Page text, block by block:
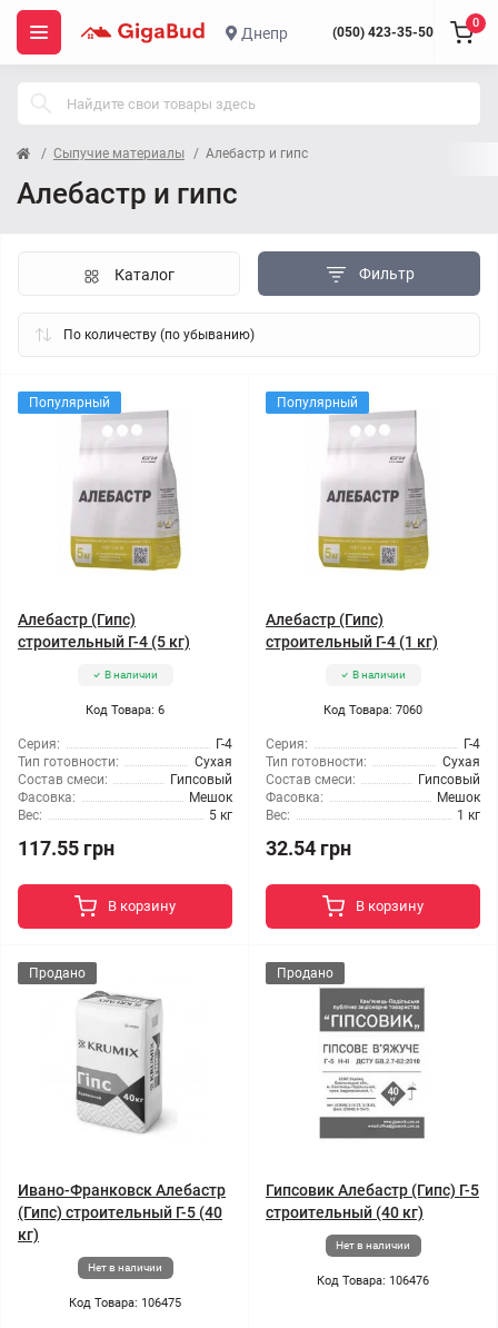
Днепр (050) 423-35-50
0
Сыпучие материалы Алебастр и гипс
Алебастр и гипс
Фильтр
Каталог
Популярный
Алебастр (Гипс)
строительный Г-4 (5 кг)
В наличии
Код Товара: 6
Серия:
Г-4
Тип готовности:
Сухая
Состав смеси:
Гипсовый
Фасовка:
Мешок
Вес:
5 кг
117.55 грн
В корзину
Популярный
Алебастр (Гипс)
строительный Г-4 (1 кг)
В наличии
Код Товара: 7060
Серия:
Г-4
Тип готовности:
Сухая
Состав смеси:
Гипсовый
Фасовка:
Мешок
Вес:
1 кг
32.54 грн
В корзину
Продано
Ивано-Франковск Алебастр
(Гипс) строительный Г-5 (40
кг)
Нет в наличии
Код Товара: 106475
Продано
Гипсовик Алебастр (Гипс) Г-5
строительный (40 кг)
Нет в наличии
Код Товара: 106476